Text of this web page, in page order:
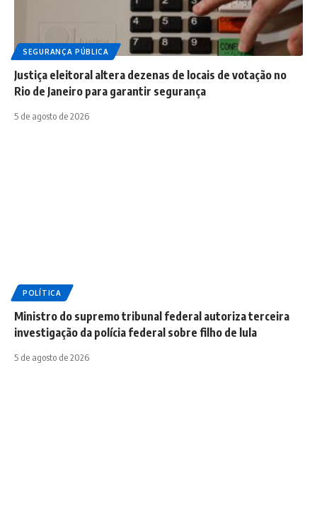
SEGURANÇA PÚBLICA
Justiça eleitoral altera dezenas de locais de votação no
Rio de Janeiro para garantir segurança
5 de agosto de 2026
POLÍTICA
Ministro do supremo tribunal federal autoriza terceira
investigação da polícia federal sobre filho de lula
5 de agosto de 2026